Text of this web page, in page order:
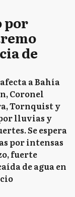
por
de
a Bahía
Coronel
Tornquist y
lluvias y
Se espera
por intensas
fuerte
de agua en